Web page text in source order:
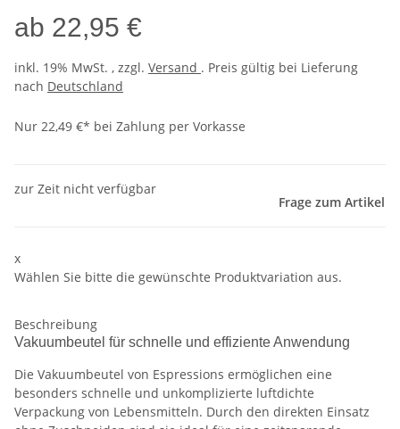
ab 22,95 €
inkl. 19% MwSt. , zzgl. Versand . Preis gültig bei Lieferung
nach Deutschland
Nur 22,49 €* bei Zahlung per Vorkasse
zur Zeit nicht verfügbar
Frage zum Artikel
x
Wählen Sie bitte die gewünschte Produktvariation aus.
Beschreibung
Vakuumbeutel für schnelle und effiziente Anwendung
Die Vakuumbeutel von Espressions ermöglichen eine
besonders schnelle und unkomplizierte luftdichte
Verpackung von Lebensmitteln. Durch den direkten Einsatz